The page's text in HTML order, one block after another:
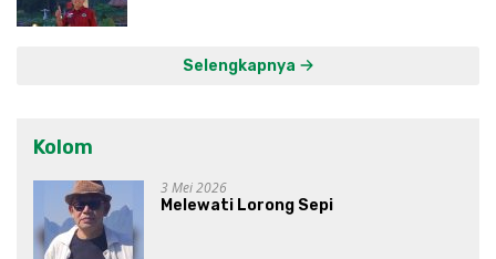
Selengkapnya
Kolom
3 Mei 2026
Melewati Lorong Sepi